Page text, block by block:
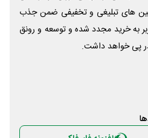
های تبلیغی و تخفیفی ضمن جذب
به خرید مجدد شده و توسعه و رونق
پی خواهد داشت.